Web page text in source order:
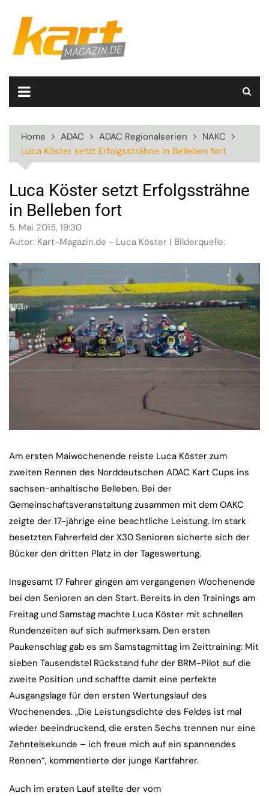
content
Home ADAC ADAC Regionalserien
NAKC
Luca Köster setzt Erfolgssträhne in Belleben fort
Luca Köster setzt Erfolgssträhne
in Belleben fort
5. Mai 2015, 19:30
Autor: Kart-Magazin.de - Luca Köster | Bilderquelle:
Am ersten Maiwochenende reiste Luca Köster zum
zweiten Rennen des Norddeutschen ADAC Kart Cups ins
sachsen-anhaltische Belleben. Bei der
Gemeinschaftsveranstaltung zusammen mit dem OAKC
zeigte der 17-jährige eine beachtliche Leistung. Im stark
besetzten Fahrerfeld der X30 Senioren sicherte sich der
Bücker den dritten Platz in der Tageswertung.
Insgesamt 17 Fahrer gingen am vergangenen Wochenende
bei den Senioren an den Start. Bereits in den Trainings am
Freitag und Samstag machte Luca Köster mit schnellen
Rundenzeiten auf sich aufmerksam. Den ersten
Paukenschlag gab es am Samstagmittag im Zeittraining: Mit
sieben Tausendstel Rückstand fuhr der BRM-Pilot auf die
zweite Position und schaffte damit eine perfekte
Ausgangslage für den ersten Wertungslauf des
Wochenendes. „Die Leistungsdichte des Feldes ist mal
wieder beeindruckend, die ersten Sechs trennen nur eine
Zehntelsekunde – ich freue mich auf ein spannendes
Rennen“, kommentierte der junge Kartfahrer.
Auch im ersten Lauf stellte der vom